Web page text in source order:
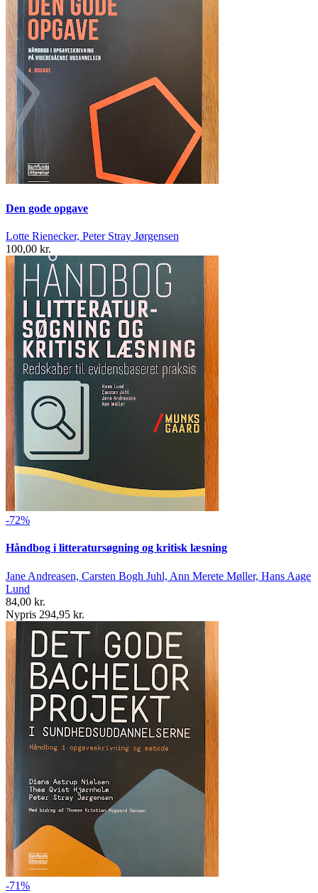
Den gode opgave
Lotte Rienecker, Peter Stray Jørgensen
100,00 kr.
-72%
Håndbog i litteratursøgning og kritisk læsning
Jane Andreasen, Carsten Bogh Juhl, Ann Merete Møller, Hans Aage
Lund
84,00 kr.
Nypris 294,95 kr.
-71%